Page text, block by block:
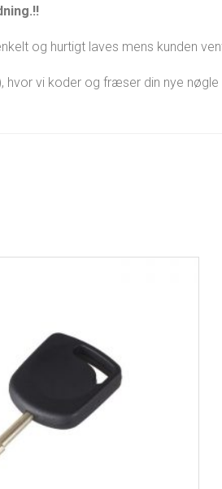
og hurtigt laves mens kunden
hvor vi koder og fræser din nye